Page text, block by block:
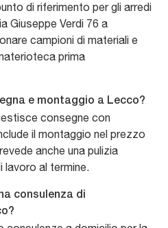
di riferimento per gli arredi
Giuseppe Verdi 76 a
campioni di materiali e
prima
e montaggio a Lecco?
consegne con
il montaggio nel prezzo
anche una pulizia
lavoro al termine.
consulenza di